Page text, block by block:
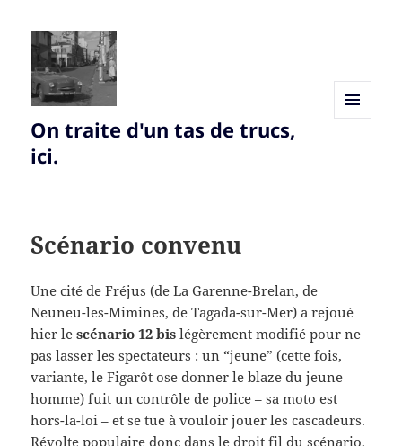
On traite d'un tas de trucs,
ici.
Scénario convenu
Une cité de Fréjus (de La Garenne-Brelan, de
Neuneu-les-Mimines, de Tagada-sur-Mer) a rejoué
hier lescénario 12 bis légèrement modifié pour ne
pas lasser les spectateurs : un “jeune” (cette fois,
variante, le Figarôt ose donner le blaze du jeune
homme) fuit un contrôle de police – sa moto est
hors-la-loi – et se tue à vouloir jouer les cascadeurs.
Révolte populaire donc dans le droit fil du scénario,